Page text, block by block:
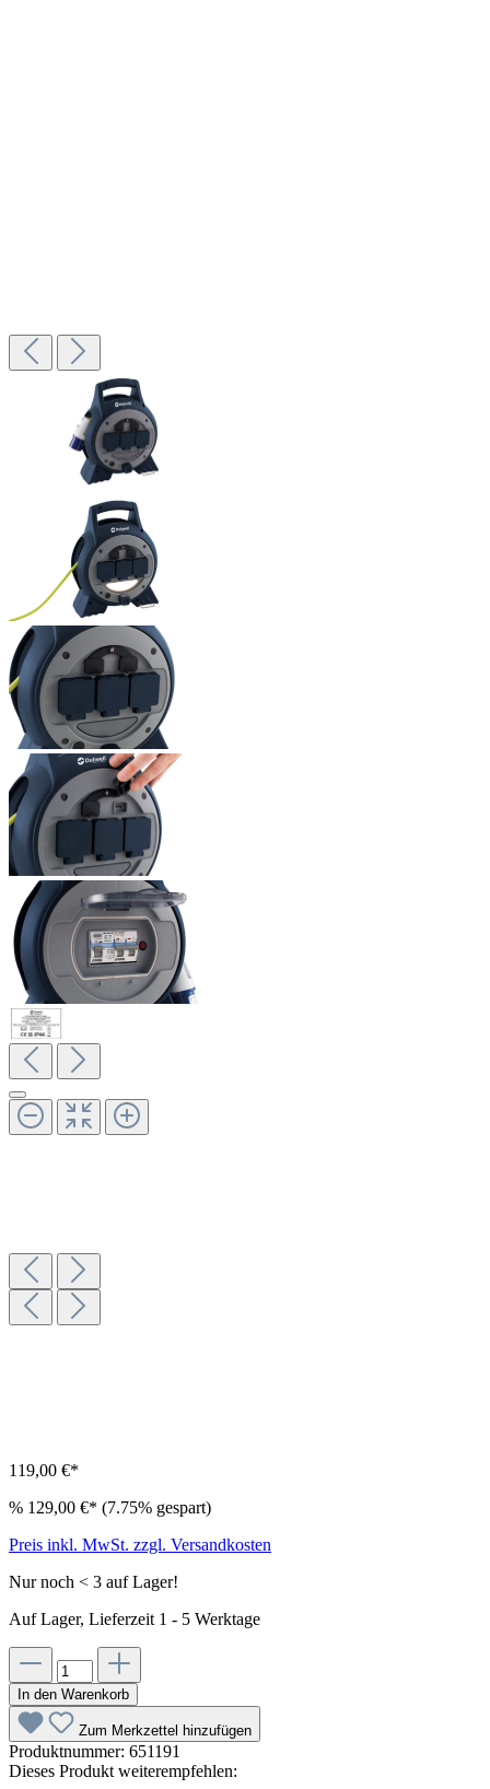
119,00 €*
% 129,00 €* (7.75% gespart)
Preis inkl. MwSt. zzgl. Versandkosten
Nur noch < 3 auf Lager!
Auf Lager, Lieferzeit 1 - 5 Werktage
In den Warenkorb
Zum Merkzettel hinzufügen
Produktnummer: 651191
Dieses Produkt weiterempfehlen: